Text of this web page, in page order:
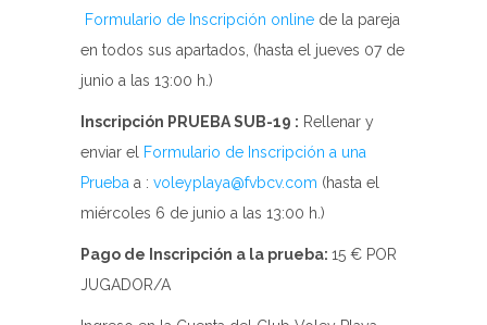
Formulario de Inscripción online de la pareja
en todos sus apartados, (hasta el jueves 07 de
junio a las 13:00 h.)
Inscripción PRUEBA SUB-19 : Rellenar y
enviar el
Formulario de Inscripción a una
Prueba a : voleyplaya@fvbcv.com (hasta el
miércoles 6 de junio a las 13:00 h.)
Pago de Inscripción a la prueba: 15 € POR
JUGADOR/A